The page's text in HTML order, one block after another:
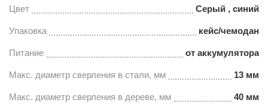
Цвет Серый , синий
Упаковка кейс/чемодан
Питание от аккумулятора
Макс. диаметр сверления в стали, мм 13 мм
Макс. диаметр сверления в дереве, мм 40 мм